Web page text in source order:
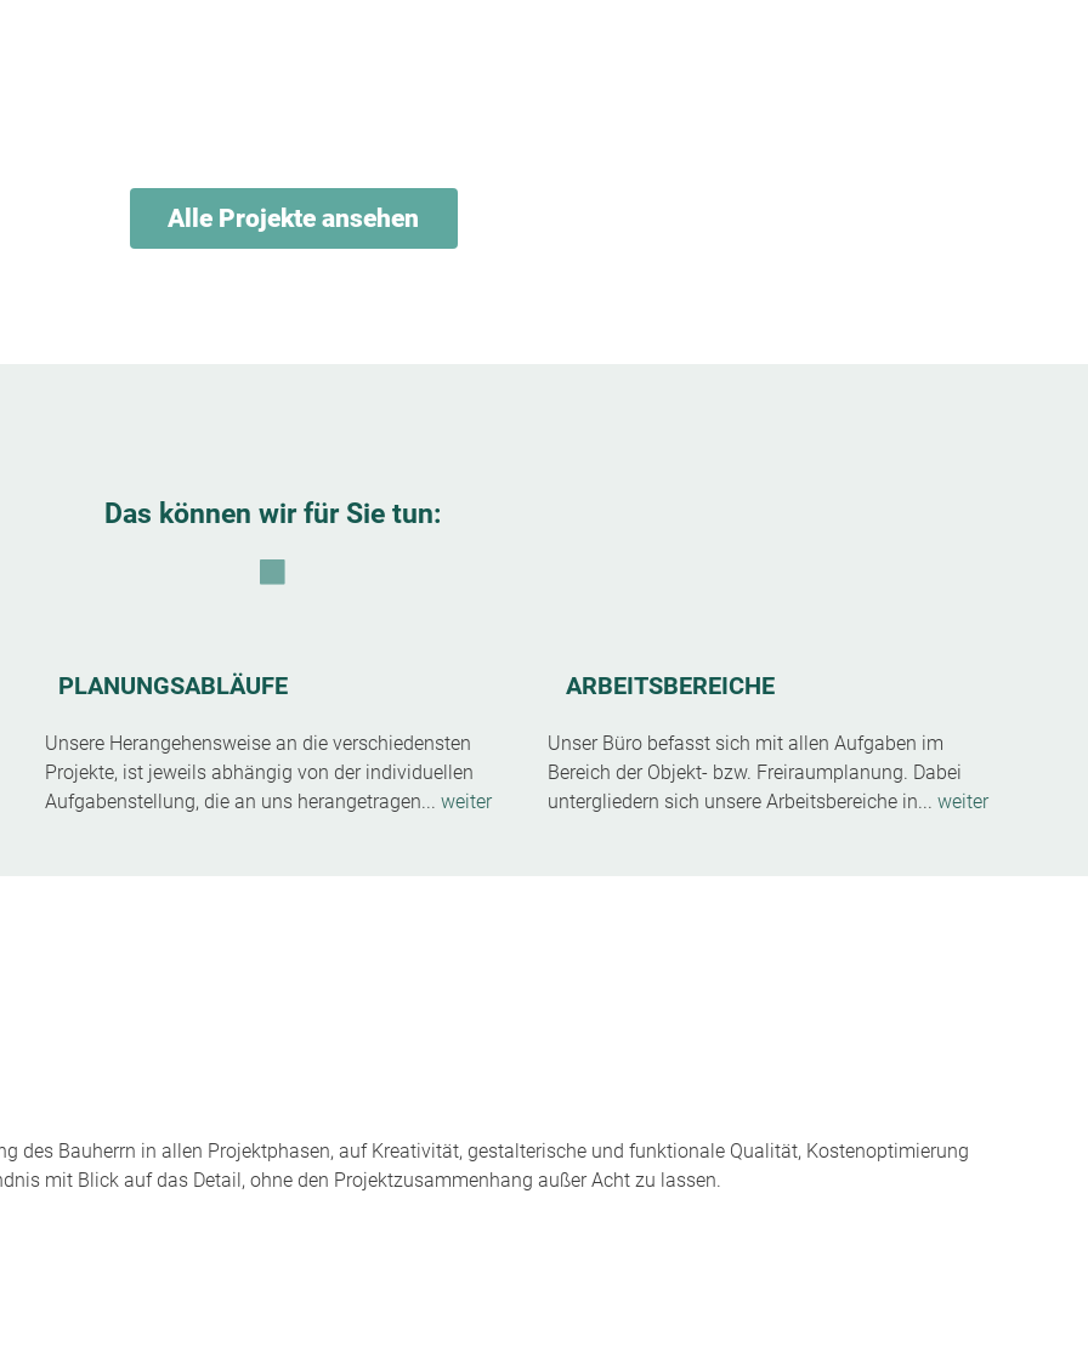
Alle Projekte ansehen
Das können wir für Sie tun:
PLANUNGSABLÄUFE
Unsere Herangehensweise an die verschiedensten
Projekte, ist jeweils abhängig von der individuellen
Aufgabenstellung, die an uns herangetragen...weiter
ARBEITSBEREICHE
Unser Büro befasst sich mit allen Aufgaben im
Bereich der Objekt- bzw. Freiraumplanung. Dabei
untergliedern sich unsere Arbeitsbereiche in... weiter
des Bauherrn in allen Projektphasen, auf Kreativität, gestalterische und funktionale Qualität, Kostenoptimierung
mit Blick auf das Detail, ohne den Projektzusammenhang außer Acht zu lassen.